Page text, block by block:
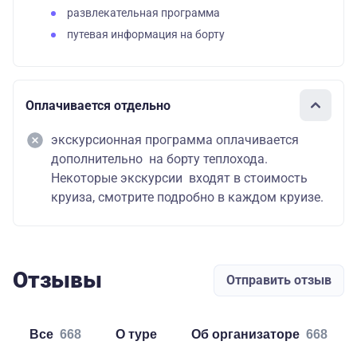
развлекательная программа
путевая информация на борту
Оплачивается отдельно
экскурсионная программа оплачивается
дополнительно на борту теплохода.
Некоторые экскурсии входят в стоимость
круиза, смотрите подробно в каждом круизе.
Отзывы Отправить отзыв
Все 668 о туре об организаторе 668